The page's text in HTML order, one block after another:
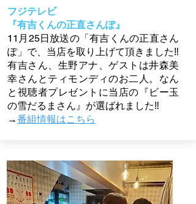
フジテレビ
『有吉くんの正直さんぽ』
11月25日放送の「有吉くんの正直さん
ぽ」で、当店を取り上げて頂きました‼
有吉さん、生野アナ、ゲストは井森美
幸さんとティモンディのお二人。なん
と視聴者プレゼントに当店の『ビー玉
の雪だるまさん』が選ばれました‼
→番組情報はこちら